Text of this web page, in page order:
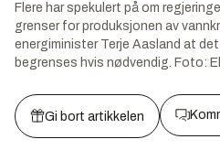
Flere har spekulert på om
grenser for produksjonen av
energiminister Terje Aasland at
begrenses hvis nødvendig. Foto:
Gi bort artikkelen